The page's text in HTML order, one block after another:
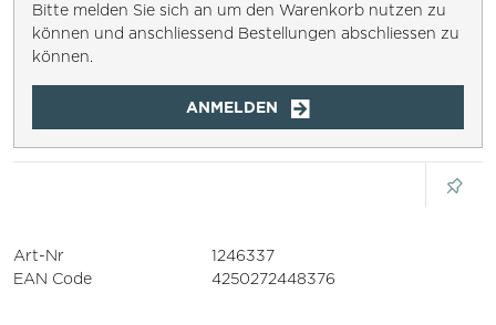
Bitte melden Sie sich an um den Warenkorb nutzen zu
können und anschliessend Bestellungen abschliessen zu
können.
ANMELDEN
Art-Nr
1246337
EAN Code
4250272448376